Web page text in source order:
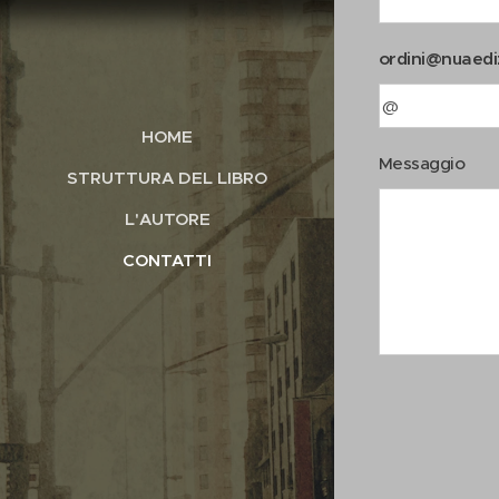
HOME
STRUTTURA DEL LIBRO
L'AUTORE
CONTATTI
Messaggio